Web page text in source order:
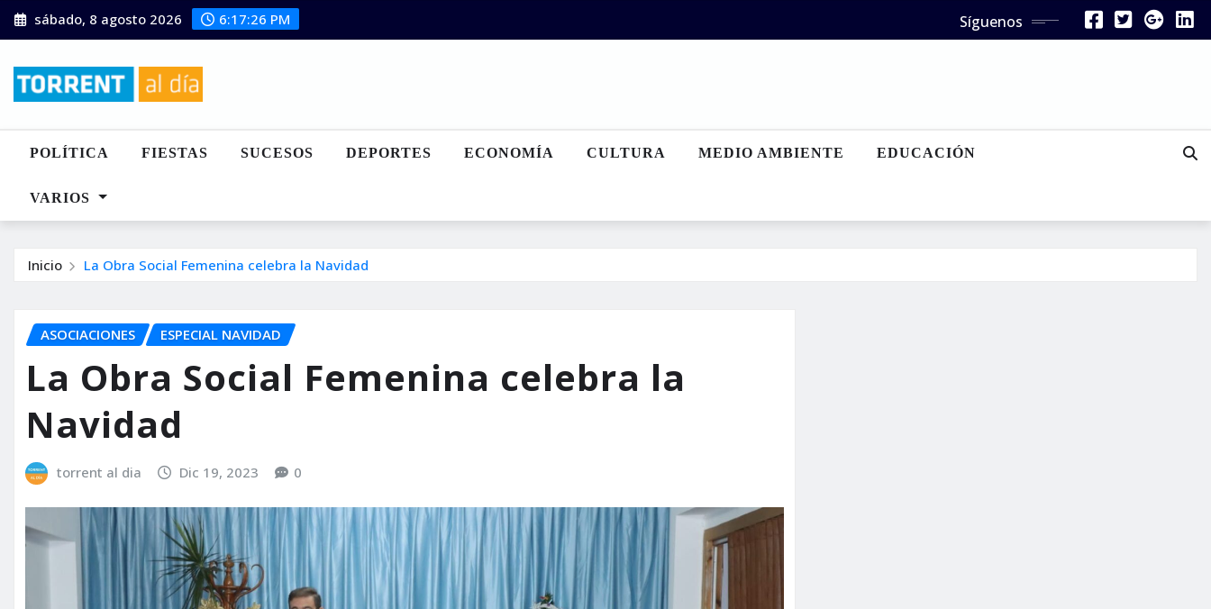
Saltar
al
sábado, 8 agosto 2026 6:17:28 PM Síguenos
POLÍTICA FIESTAS SUCESOS DEPORTES ECONOMÍA CULTURA MEDIO AMBIENTE EDUCACIÓN
VARIOS
Inicio La Obra Social Femenina celebra la Navidad
ASOCIACIONES ESPECIAL NAVIDAD
La Obra Social Femenina celebra la
Navidad
torrent al dia Dic 19, 2023 0